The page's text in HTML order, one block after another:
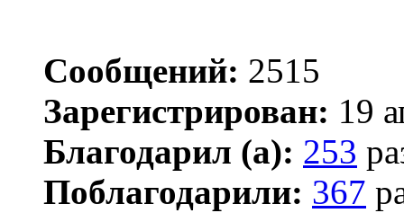
Сообщений: 2515
Зарегистрирован: 19
Благодарил (а): 253
Поблагодарили: 367